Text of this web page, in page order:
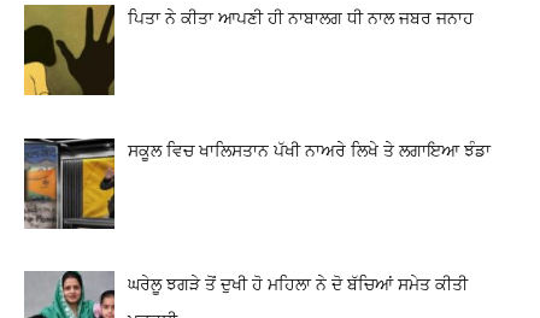
ਪਿਤਾ ਨੇ ਕੀਤਾ ਆਪਣੀ ਹੀ ਨਾਬਾਲਗ ਧੀ ਨਾਲ ਜਬਰ ਜਨਾਹ
ਸਕੂਲ ਵਿਚ ਖਾਲਿਸਤਾਨ ਪੱਖੀ ਨਾਅਰੇ ਲਿਖੇ ਤੇ ਲਗਾਇਆ ਝੰਡਾ
ਘਰੇਲੂ ਝਗੜੇ ਤੋਂ ਦੁਖੀ ਹੋ ਮਹਿਲਾ ਨੇ ਦੋ ਬੱਚਿਆਂ ਸਮੇਤ ਕੀਤੀ